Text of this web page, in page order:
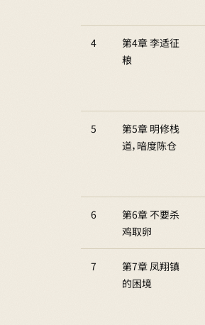
4
第4章 李适征
粮
5
第5章 明修栈
道，暗度陈仓
6
第6章 不要杀
鸡取卵
7
第7章 凤翔镇
的困境